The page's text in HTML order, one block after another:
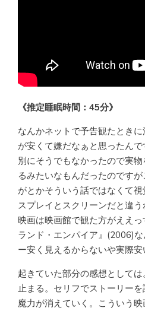
《推定睡眠時間：45分》
なんかネットで予告観たとき
が安くて嫌だなぁと思ったん
別にそうでもなかったので実
るみたいなもんだったのです
がとかそういう話ではなくて
スプレイとスクリーンだと違
映画は映画館で観た方がええ
ランド・エンパイア』(2006)
ー安く見えるからないや実際安
起きていた部分の感想として
止まる。セリフでストーリー
魔力が消えていく。こういう